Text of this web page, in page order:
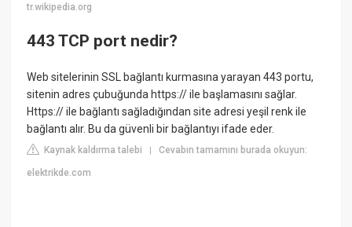
tr.wikipedia.org
443 TCP port nedir?
Web sitelerinin SSL bağlantı kurmasına yarayan 443 portu,
sitenin adres çubuğunda https:// ile başlamasını sağlar.
Https:// ile bağlantı sağladığından site adresi yeşil renk ile
bağlantı alır. Bu da güvenli bir bağlantıyı ifade eder.
Kaynak kaldırma talebi |Cevabın tamamını burada okuyun:
elektrikde.com